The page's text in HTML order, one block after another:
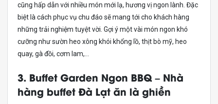
cũng hấp dẫn với nhiều món mới lạ, hương vị ngon lành. Đặc
biệt là cách phục vụ chu đáo sẽ mang tới cho khách hàng
những trải nghiệm tuyệt vời. Gợi ý một vài món ngon khó
cưỡng như sườn heo xông khói khổng lồ, thịt bò mỹ, heo
quay, gà đồi, cơm lam,…
3. Buffet Garden Ngon BBQ – Nhà
hàng buffet Đà Lạt ăn là ghiền